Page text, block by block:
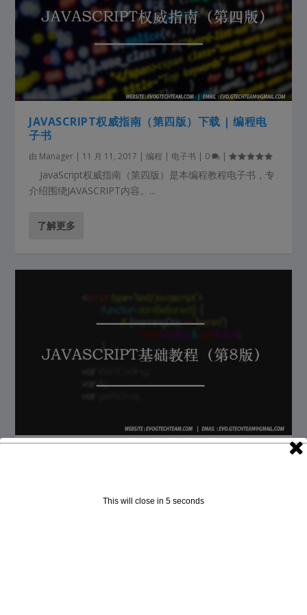
JAVASCRIPT权威指南（第四版）下载 | 编程电
子书
由 Manager | 11 月 11, 2017 |编程 | 电子书 | 0 |
JavaScript权威指南（第四版）是本编程教程电子书，专
介绍围绕JAVASCRIPT内容。...
了解更多
This will close in 4 seconds